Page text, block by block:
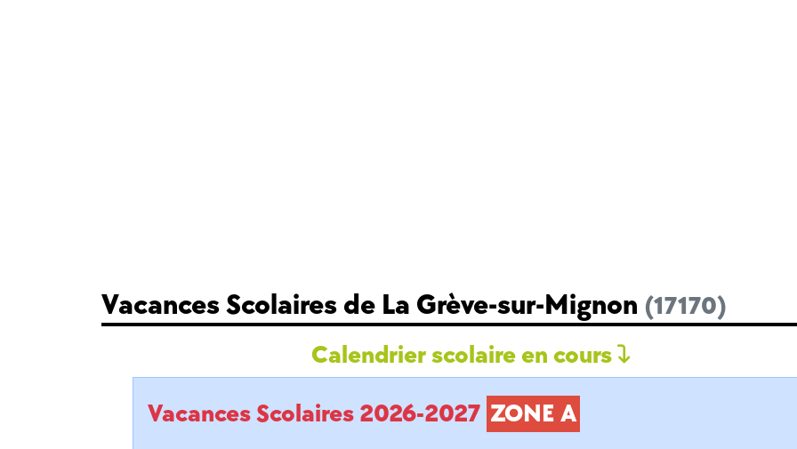
Vacances Scolaires de La Grève-sur-Mignon (17170)
Calendrier scolaire en cours
Vacances Scolaires 2026-2027 ZONE A